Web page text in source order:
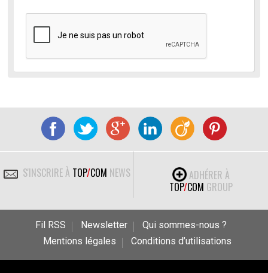
S'INSCRIRE À TOP/COM NEWS
ADHÉRER À
TOP/COM GROUP
Fil RSS Newsletter
Qui sommes-nous ?
Mentions légales
Conditions d’utilisations